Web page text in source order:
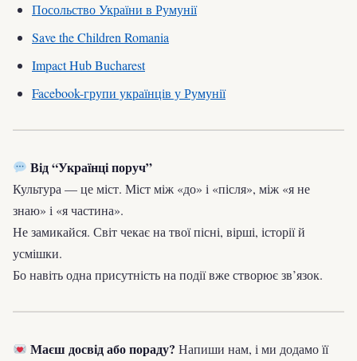
Посольство України в Румунії
Save the Children Romania
Impact Hub Bucharest
Facebook-групи українців у Румунії
Від “Українці поруч”
Культура — це міст. Міст між «до» і «після», між «я не
знаю» і «я частина».
Не замикайся. Світ чекає на твої пісні, вірші, історії й
усмішки.
Бо навіть одна присутність на події вже створює зв’язок.
Маєш досвід або пораду? Напиши нам, і ми додамо її